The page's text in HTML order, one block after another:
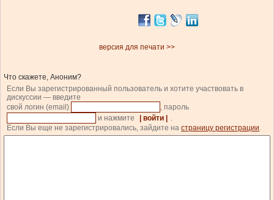
версия для печати >>
Что скажете, Аноним?
Если Вы зарегистрированный пользователь и хотите участвовать в
дискуссии — введите
свой логин (email)
, пароль
и нажмите
| войти |
.
Если Вы еще не зарегистрировались, зайдите на страницу регистрации.